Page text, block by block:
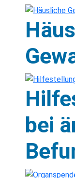
bei